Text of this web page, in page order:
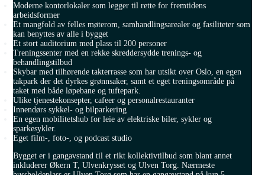
Moderne kontorlokaler som legger til rette for fremtidens
arbeidsformer
Et mangfold av felles møterom, samhandlingsarealer og fasiliteter som
kan benyttes av alle i bygget
Et stort auditorium med plass til 200 personer
Treningssenter med en rekke skreddersydde trenings- og
behandlingstilbud
Skybar med tilhørende takterrasse som har utsikt over Oslo, en egen
takpark der det dyrkes grønnsaker, samt et eget treningsområde på
taket med både løpebane og tuftepark.
Ulike tjenestekonsepter, cafeer og personalrestauranter
Innendørs sykkel- og bilparkering
En egen mobilitetshub for leie av elektriske biler, sykler og
sparkesykler.
Eget film-, foto-, og podcast studio
Bygget er i gangavstand til et rikt kollektivtilbud som blant annet
inkluderer Økern T, Ulvenkrysset og Ulven Torg. Nærmeste